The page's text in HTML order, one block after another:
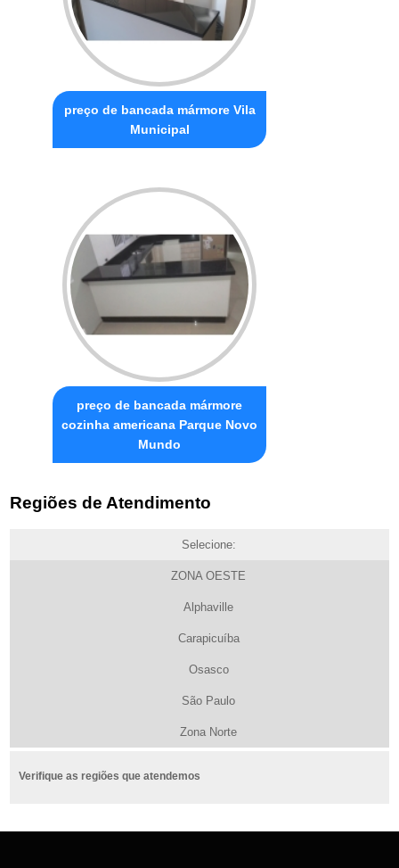
preço de bancada mármore Vila
Municipal
preço de bancada mármore
cozinha americana Parque Novo
Mundo
Regiões de Atendimento
Selecione:
ZONA OESTE
Alphaville
Carapicuíba
Osasco
São Paulo
Zona Norte
Verifique as regiões que atendemos